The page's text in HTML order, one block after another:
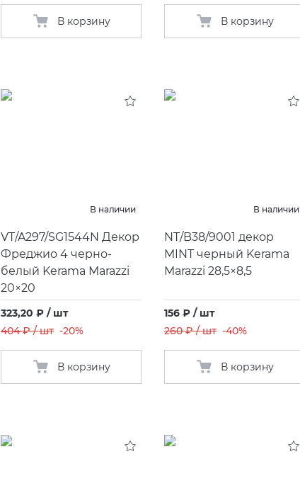
В корзину В корзину
В наличии
VT/A297/SG1544N Декор
Фреджио 4 черно-
белый Kerama Marazzi
20×20
323,20 ₽ / шт
404 ₽ / шт -20%
В корзину
В наличии
NT/B38/9001 декор
MINT черный Kerama
Marazzi 28,5×8,5
156 ₽ / шт
260 ₽ / шт -40%
В корзину